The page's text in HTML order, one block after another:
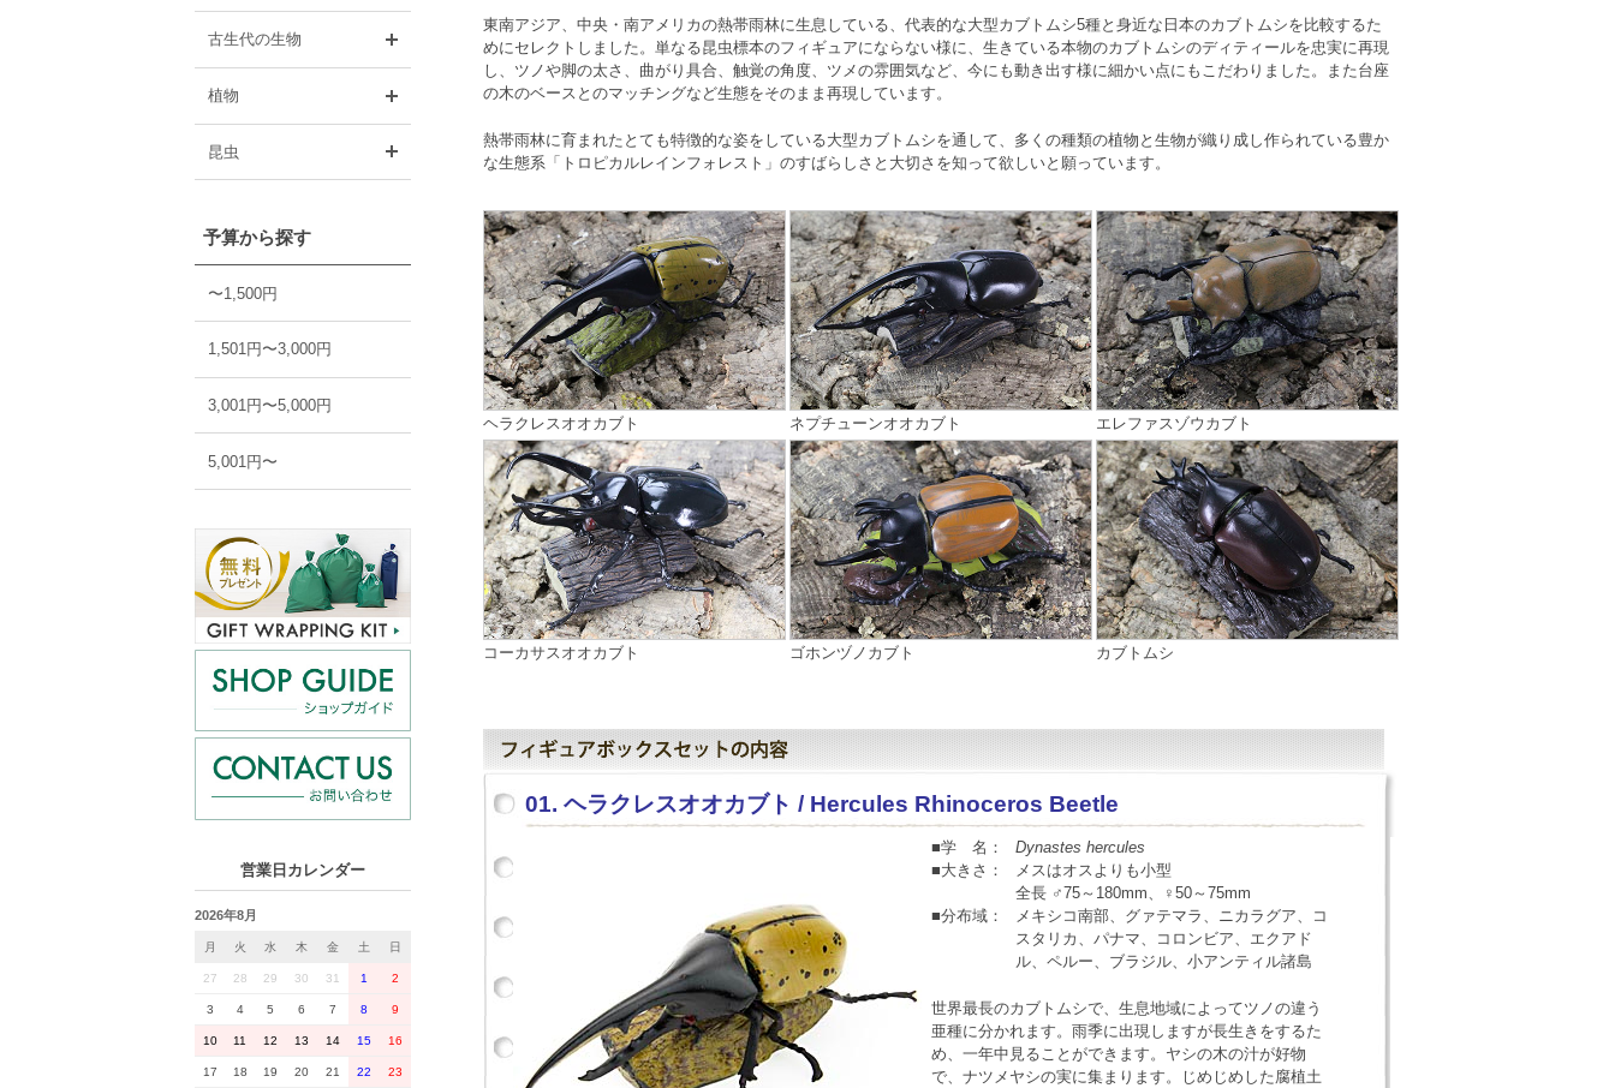
古生代の生物
植物
昆虫
予算から探す
〜1,500円
1,501円〜3,000円
3,001円〜5,000円
5,001円〜
営業日カレンダー
2026年8月
月 火 水 木 金 土 日
27 28 29 30 31 1 2
3 4 5 6 7 8 9
10 11 12 13 14 15 16
17 18 19 20 21 22 23
東南アジア、中央・南アメリカの熱帯雨林に生息している、代表的な大型カブトムシ5種と身近な日本のカブトムシを比較するた
めにセレクトしました。単なる昆虫標本のフィギュアにならない様に、生きている本物のカブトムシのディティールを忠実に再現
し、ツノや脚の太さ、曲がり具合、触覚の角度、ツメの雰囲気など、今にも動き出す様に細かい点にもこだわりました。また台座
の木のベースとのマッチングなど生態をそのまま再現しています。
熱帯雨林に育まれたとても特徴的な姿をしている大型カブトムシを通して、多くの種類の植物と生物が織り成し作られている豊か
な生態系「トロピカルレインフォレスト」のすばらしさと大切さを知って欲しいと願っています。
ヘラクレスオオカブト ネプチューンオオカブト エレファスゾウカブト
コーカサスオオカブト ゴホンヅノカブト カブトムシ
01. ヘラクレスオオカブト / Hercules Rhinoceros Beetle
■学 名：
Dynastes hercules
■大きさ：
メスはオスよりも小型
全長 ♂75～180mm、♀50～75mm
■分布域：
メキシコ南部、グァテマラ、ニカラグア、コ
スタリカ、パナマ、コロンビア、エクアド
ル、ペルー、ブラジル、小アンティル諸島
世界最長のカブトムシで、生息地域によってツノの違う
亜種に分かれます。雨季に出現しますが長生きをするた
め、一年中見ることができます。ヤシの木の汁が好物
で、ナツメヤシの実に集まります。じめじめした腐植土